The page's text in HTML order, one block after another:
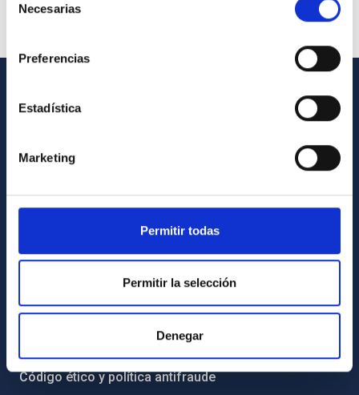
Necesarias
Preferencias
Estadística
Marketing
Permitir todas
Permitir la selección
Denegar
INFORMACIÓN GENERAL
Cómo llegar al IAC
Directorio de personal
INFORMACIÓN INSTITUCIONAL
Código ético y política antifraude